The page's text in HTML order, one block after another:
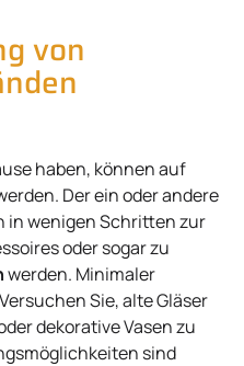
von
haben, können auf
Der ein oder andere
in wenigen Schritten zur
oder sogar zu
werden. Minimaler
Sie, alte Gläser
dekorative Vasen zu
sind